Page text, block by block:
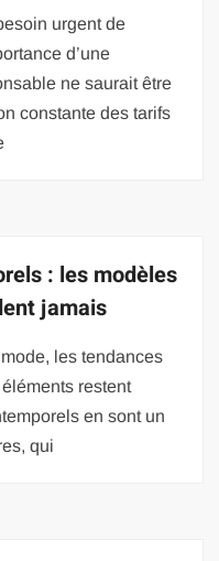
urgent de
d’une
ne saurait être
constante des tarifs
: les modèles
jamais
les tendances
restent
en sont un
qui